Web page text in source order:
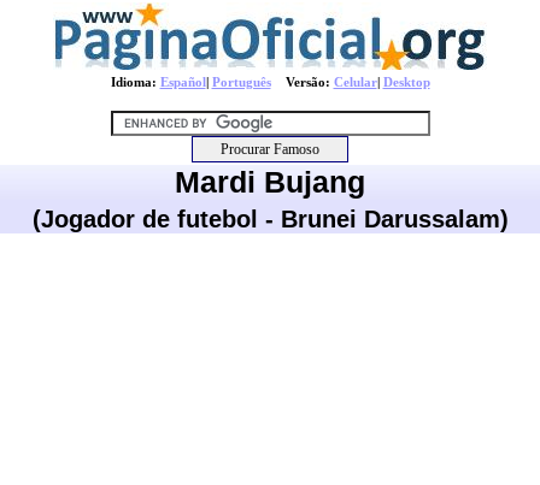
Idioma: Español| PortuguêsVersão: Celular| Desktop
Mardi Bujang
(Jogador de futebol - Brunei Darussalam)